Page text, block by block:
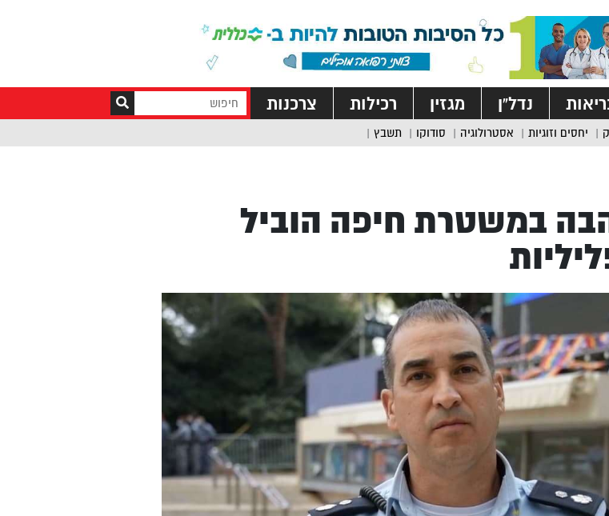
נדל”ן מגזין רכילות צרכנות
יחסים וזוגיות אסטרולוגיה סודוקו תשבץ
במשטרת חיפה הוביל